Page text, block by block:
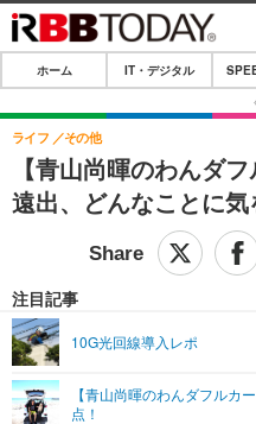
ホーム
IT・デジタル
IT・デジタルTOP
ネタ
ショッピング
SPEED TEST
エンタメTOP
ライフTOP
リリース一覧
プッシュ通知の停止方法
ホーム IT・デジタル
【青山尚暉のわんダ
遠出、どんなことに気
ライフ その他
注目記事
10G光回線導入レポ
【青山尚暉のわんダフルカ
点！